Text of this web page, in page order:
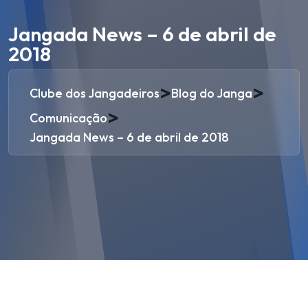
Jangada News – 6 de abril de
2018
Clube dos Jangadeiros>Blog do Janga>
Comunicação>
Jangada News – 6 de abril de 2018